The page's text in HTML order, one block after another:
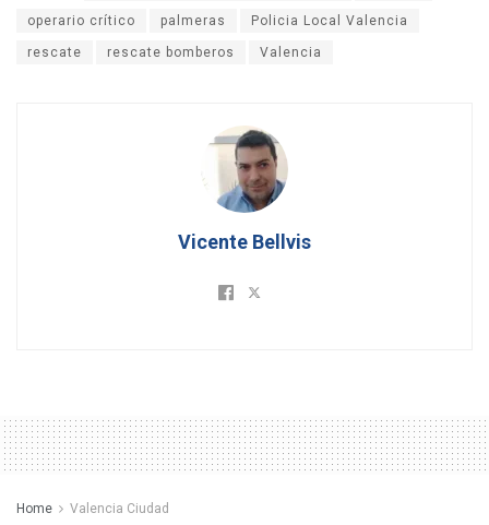
operario crítico palmeras Policia Local Valencia
rescate rescate bomberos Valencia
Vicente Bellvis
Home Valencia Ciudad